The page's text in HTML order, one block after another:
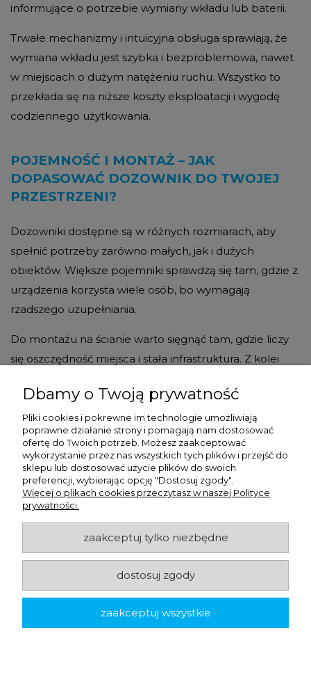
informujące o potrzebie wymiany wkładu lub baterii.
Trwałe mechanizmy i intuicyjna obsługa sprawiają, że
wymiana wkładu jest szybka i bezproblemowa, nawet
w miejscach o dużym natężeniu ruchu. Wszystko to
przekłada się na niższe koszty eksploatacji i wygodę
codziennego użytkowania.
POJEMNOŚĆ I MONTAŻ – JAK
DOPASOWAĆ DOZOWNIK DO TWOJEJ
PRZESTRZENI?
Dozowniki dostępne są w różnych rozmiarach, aby
spełnić potrzeby zarówno małych, jak i dużych
obiektów. Większe pojemniki sprawdzą się tam, gdzie z
urządzenia korzysta wiele osób, bo wymagają
rzadszego uzupełniania.
Do montażu na ścianie warto sięgnąć tam, gdzie liczy
się oszczędność miejsca i stała infrastruktura. Z kolei
dzięki czemu można szybko stworzyć punkt higieny w
dowolnej części budynku.
Przy wyborze najlepszego modelu warto uwzględnić
liczbę użytkowników, dostępność miejsca oraz
wytyczne BHP, aby korzystanie z dozownika było
wygodne i praktyczne.
EKOLOGICZNE I DELIKATNE DLA SKÓRY
myślą o środowisku. Wybrane linie dozowników
Dbamy o Twoją prywatność
Pliki cookies i pokrewne im technologie umożliwiają
poprawne działanie strony i pomagają nam dostosować
ofertę do Twoich potrzeb. Możesz zaakceptować
wykorzystanie przez nas wszystkich tych plików i przejść do
sklepu lub dostosować użycie plików do swoich
preferencji, wybierając opcję "Dostosuj zgody".
Więcej o plikach cookies przeczytasz w naszej Polityce
prywatności.
zaakceptuj tylko niezbędne
dostosuj zgody
zaakceptuj wszystkie